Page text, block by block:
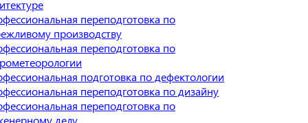
переподготовка по
производству
переподготовка по
подготовка по дефектологии
переподготовка по дизайну
переподготовка по
делу